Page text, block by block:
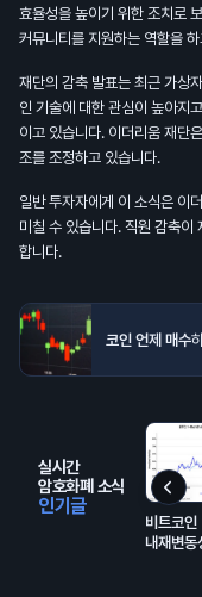
효율성을 높이기 위한 조치로
커뮤니티를 지원하는 역할을
재단의 감축 발표는 최근 가상
인 기술에 대한 관심이 높아지
이고 있습니다. 이더리움 재단
조를 조정하고 있습니다.
일반 투자자에게 이 소식은 이
미칠 수 있습니다. 직원 감축이
합니다.
코인 언제 매수
실시간
암호화폐 소식
인기글
비트코
내재변